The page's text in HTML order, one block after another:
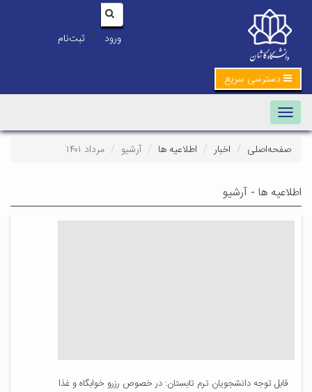
ورود | ثبت‌نام
دسترسی سریع
Toggle navigation
صفحه‌اصلی اخبار اطلاعیه ها آرشیو مرداد ۱۴۰۱
اطلاعیه ها - آرشیو
قابل توجه دانشجویان ترم تابستان: در خصوص رزرو خوابگاه و غذا